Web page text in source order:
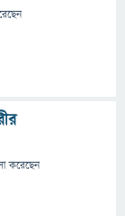
করেছেন